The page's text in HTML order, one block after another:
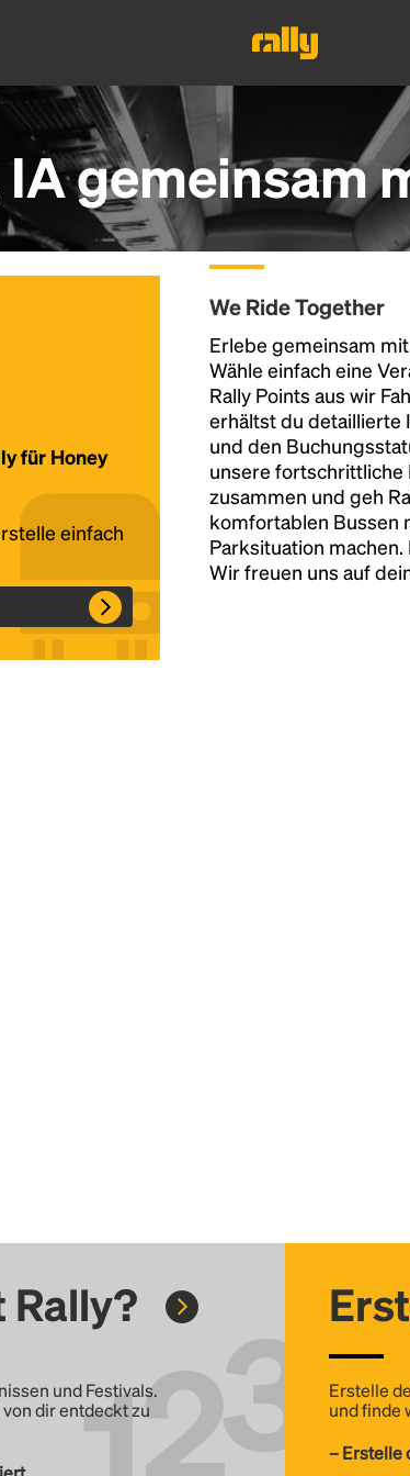
gemeinsam
für Honey
einfach
We Ride Together
Erlebe gemeinsam
Wähle einfach eine
Rally Points aus wir
erhältst du detaillierte
und den
unsere fortschrittliche
zusammen und geh
komfortablen Bussen
Parksituation
Wir freuen uns auf
und Festivals.
dir entdeckt zu
Erstelle
und finde
– Erstelle
Headline
Lorem Ipsum is simply dummy text
printing and typesetting industry.